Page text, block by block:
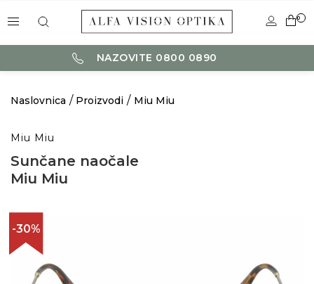
0
NAZOVITE 0800 0890
Naslovnica Proizvodi Miu Miu
Miu Miu
Sunčane naočale
Miu Miu
-30%